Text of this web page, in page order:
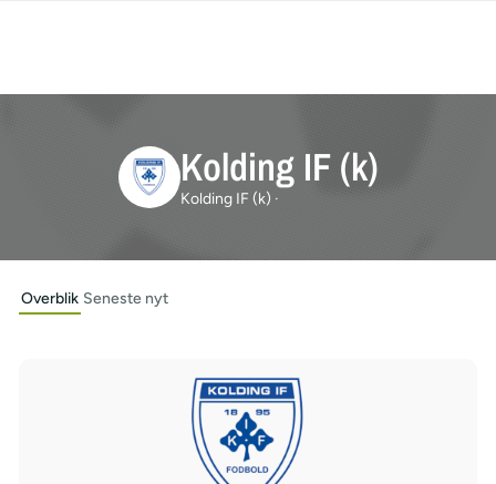
Kolding IF (k)
Kolding IF (k) ·
Overblik Seneste nyt